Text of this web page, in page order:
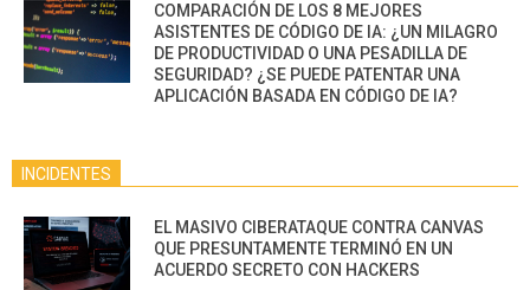
COMPARACIÓN DE LOS 8 MEJORES
ASISTENTES DE CÓDIGO DE IA: ¿UN MILAGRO
DE PRODUCTIVIDAD O UNA PESADILLA DE
SEGURIDAD? ¿SE PUEDE PATENTAR UNA
APLICACIÓN BASADA EN CÓDIGO DE IA?
INCIDENTES
EL MASIVO CIBERATAQUE CONTRA CANVAS
QUE PRESUNTAMENTE TERMINÓ EN UN
ACUERDO SECRETO CON HACKERS